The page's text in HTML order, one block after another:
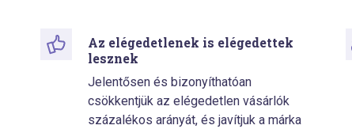
Az elégedetlenek is elégedettek
lesznek
Jelentősen és bizonyíthatóan
csökkentjük az elégedetlen vásárlók
százalékos arányát, és javítjuk a márka